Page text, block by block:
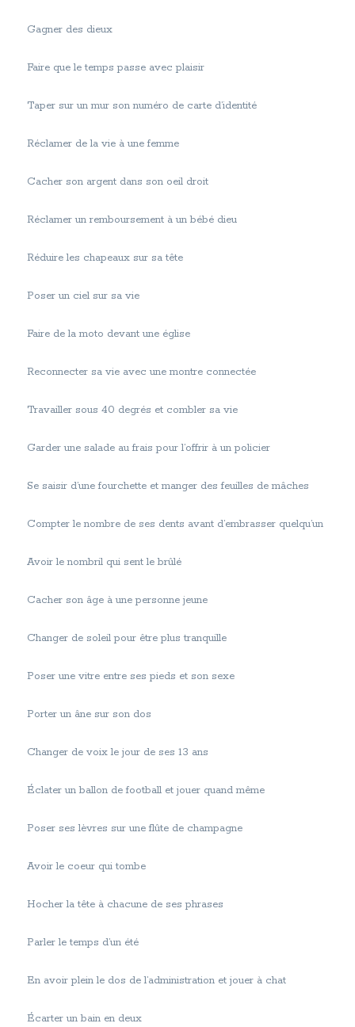
Gagner des dieux
Faire que le temps passe avec plaisir
Taper sur un mur son numéro de carte d’identité
Réclamer de la vie à une femme
Cacher son argent dans son oeil droit
Réclamer un remboursement à un bébé dieu
Réduire les chapeaux sur sa tête
Poser un ciel sur sa vie
Faire de la moto devant une église
Reconnecter sa vie avec une montre connectée
Travailler sous 40 degrés et combler sa vie
Garder une salade au frais pour l’offrir à un policier
Se saisir d’une fourchette et manger des feuilles de mâches
Compter le nombre de ses dents avant d’embrasser quelqu’un
Avoir le nombril qui sent le brûlé
Cacher son âge à une personne jeune
Changer de soleil pour être plus tranquille
Poser une vitre entre ses pieds et son sexe
Porter un âne sur son dos
Changer de voix le jour de ses 13 ans
Éclater un ballon de football et jouer quand même
Poser ses lèvres sur une flûte de champagne
Avoir le coeur qui tombe
Hocher la tête à chacune de ses phrases
Parler le temps d’un été
En avoir plein le dos de l’administration et jouer à chat
Écarter un bain en deux